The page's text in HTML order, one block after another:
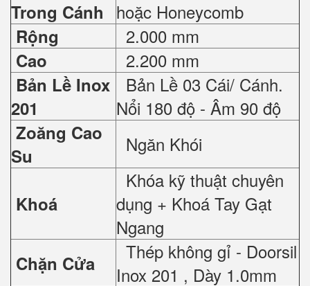
Trong Cánh hoặc Honeycomb
Rộng 2.000 mm
Cao 2.200 mm
Bản Lề Inox
201
Bản Lề 03 Cái/ Cánh.
Nổi 180 độ - Âm 90 độ
Zoăng Cao
Su
Ngăn Khói
Khoá
Khóa kỹ thuật chuyên
dụng + Khoá Tay Gạt
Ngang
Chặn Cửa
Thép không gỉ - Doorsil
Inox 201 , Dày 1.0mm